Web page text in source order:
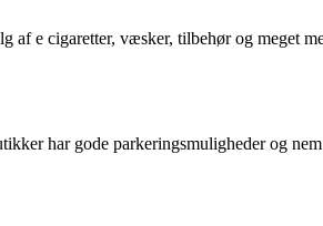
e cigaretter, væsker, tilbehør og meget
har gode parkeringsmuligheder og